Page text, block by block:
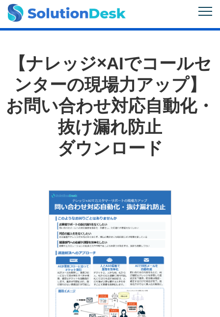
【ナレッジ×AIでコールセ
ンターの現場力アップ】
お問い合わせ対応自動化・
抜け漏れ防止
ダウンロード